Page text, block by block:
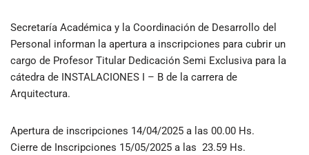
Secretaría Académica y la Coordinación de Desarrollo del
Personal informan la apertura a inscripciones para cubrir un
cargo de Profesor Titular Dedicación Semi Exclusiva para la
cátedra de INSTALACIONES I – B de la carrera de
Arquitectura.
Apertura de inscripciones 14/04/2025 a las 00.00 Hs.
Cierre de Inscripciones 15/05/2025 a las 23.59 Hs.